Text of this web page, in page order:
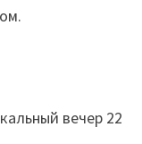
вечер 22